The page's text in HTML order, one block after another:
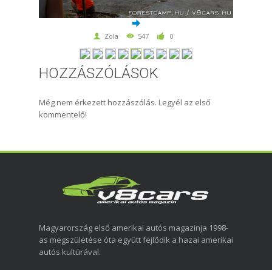
Zola 547 0
HOZZÁSZÓLÁSOK
Még nem érkezett hozzászólás. Legyél az első
kommentelő!
Magyarország első amerikai autós magazinja 1998-
as megszületése óta együtt fejlődik a hazai amerikai
autós kultúrával.